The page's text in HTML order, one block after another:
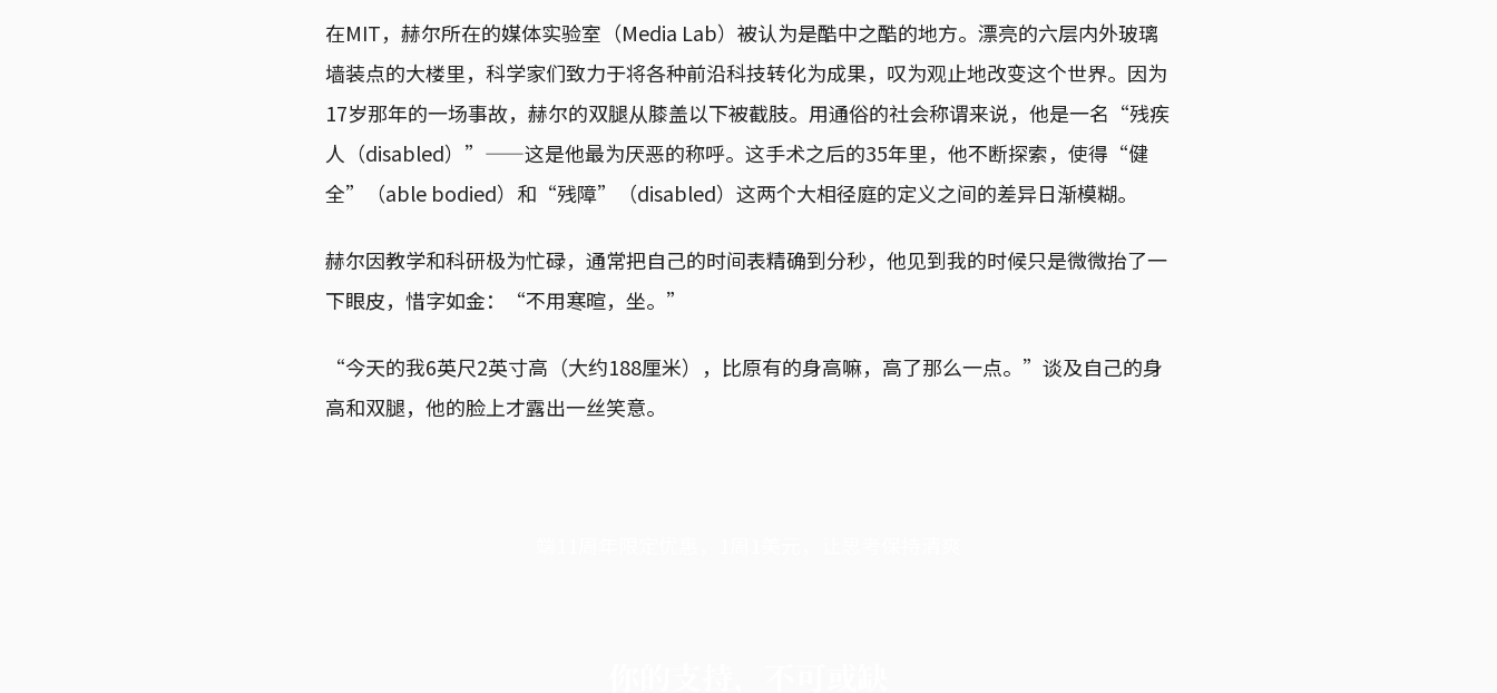
在MIT，赫尔所在的媒体实验室（Media Lab）被认为是酷中之酷的地方。漂亮的六层内外玻璃
墙装点的大楼里，科学家们致力于将各种前沿科技转化为成果，叹为观止地改变这个世界。因为
17岁那年的一场事故，赫尔的双腿从膝盖以下被截肢。用通俗的社会称谓来说，他是一名“残疾
人（disabled）”——这是他最为厌恶的称呼。这手术之后的35年里，他不断探索，使得“健
全”（able bodied）和“残障”（disabled）这两个大相径庭的定义之间的差异日渐模糊。
赫尔因教学和科研极为忙碌，通常把自己的时间表精确到分秒，他见到我的时候只是微微抬了一
下眼皮，惜字如金：“不用寒暄，坐。”
“今天的我6英尺2英寸高（大约188厘米），比原有的身高嘛，高了那么一点。”谈及自己的身
高和双腿，他的脸上才露出一丝笑意。